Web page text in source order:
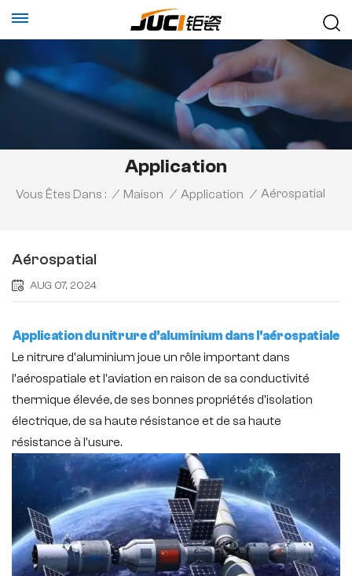
Application
Vous Êtes Dans : / Maison / Application / Aérospatial
Aérospatial
AUG 07, 2024
Application du nitrure d'aluminium dans l'aérospatiale
Le nitrure d'aluminium joue un rôle important dans
l'aérospatiale et l'aviation en raison de sa conductivité
thermique élevée, de ses bonnes propriétés d'isolation
électrique, de sa haute résistance et de sa haute
résistance à l'usure.